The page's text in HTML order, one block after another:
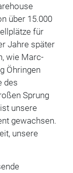
über 15.000
für
Jahre später
wie Marc-
Öhringen
des
Sprung
unsere
gewachsen.
unsere